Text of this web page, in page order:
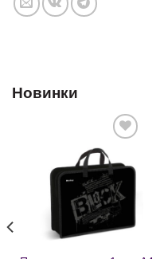
Новинки
Добавить
в список
желаний